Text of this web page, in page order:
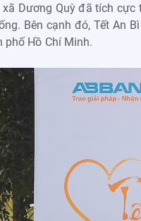
xã Dương Quỳ đã tích
Bên cạnh đó, Tết An
phố Hồ Chí Minh.